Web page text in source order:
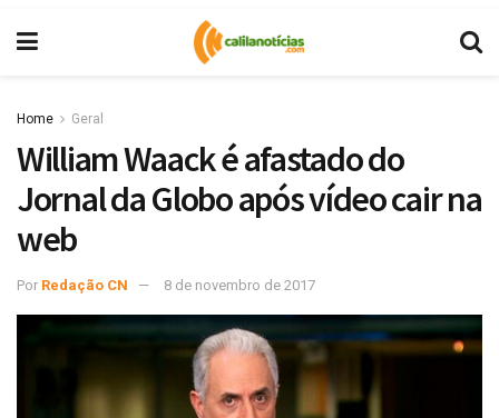
Home Geral
William Waack é afastado do
Jornal da Globo após vídeo cair na
web
Por Redação CN 8 de novembro de 2017